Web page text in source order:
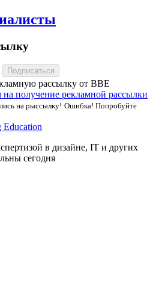
Подписаться
рассылку от BBE
на получение рекламной рассылки
на рыссылку! Ошибка! Попробуйте
Education
в дизайне, IT и других
сегодня